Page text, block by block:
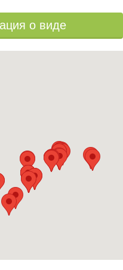
о виде